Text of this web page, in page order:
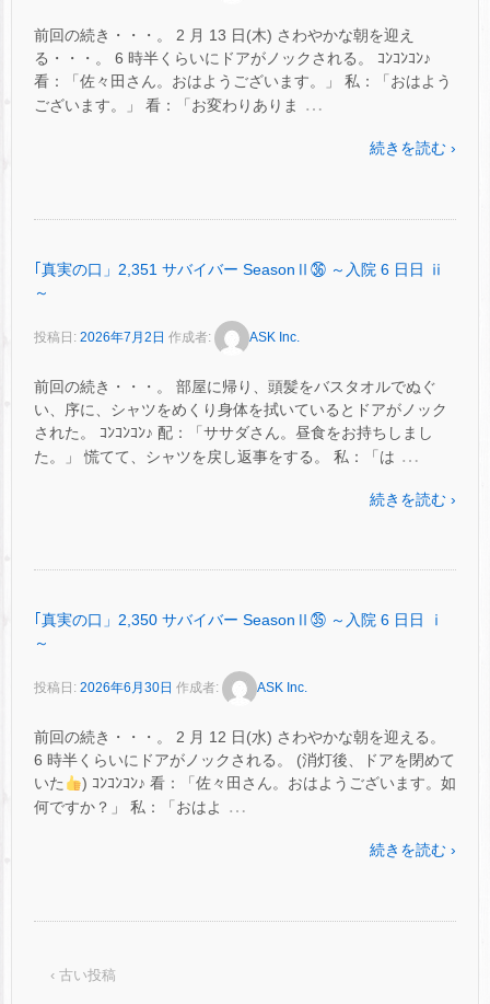
前回の続き・・・。 2 月 13 日(木) さわやかな朝を迎え
る・・・。 6 時半くらいにドアがノックされる。 ｺﾝｺﾝｺﾝ♪
看：「佐々田さん。おはようございます。」 私：「おはよう
ございます。」 看：「お変わりありま
…
続きを読む ›
｢真実の口」2,351 サバイバー SeasonⅡ㊱ ～入院 6 日日 ⅱ
～
投稿日: 2026年7月2日 作成者: ASK Inc.
前回の続き・・・。 部屋に帰り、頭髪をバスタオルでぬぐ
い、序に、シャツをめくり身体を拭いているとドアがノック
された。 ｺﾝｺﾝｺﾝ♪ 配：「ササダさん。昼食をお持ちしまし
た。」 慌てて、シャツを戻し返事をする。 私：「は …
続きを読む ›
｢真実の口」2,350 サバイバー SeasonⅡ㉟ ～入院 6 日日 ⅰ
～
投稿日: 2026年6月30日 作成者: ASK Inc.
前回の続き・・・。 2 月 12 日(水) さわやかな朝を迎える。
6 時半くらいにドアがノックされる。 (消灯後、ドアを閉めて
いた
) ｺﾝｺﾝｺﾝ♪ 看：「佐々田さん。おはようございます。如
何ですか？」 私：「おはよ
…
続きを読む ›
‹ 古い投稿